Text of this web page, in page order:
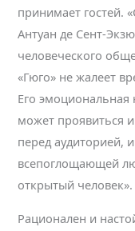
принимает гостей.
Антуан де Сент-
человеческого
«Гюго» не жалеет
Его эмоциональная
может проявиться
перед аудиторией,
всепоглощающей
открытый человек».
Рационален и